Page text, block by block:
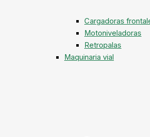
Cargadoras
Motoniveladoras
Retropalas
Maquinaria vial